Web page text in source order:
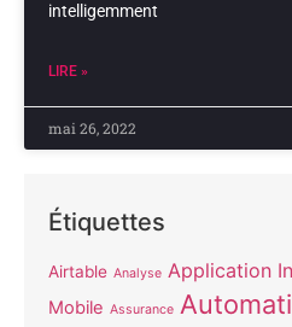
intelligemment
LIRE »
mai 26, 2022
Étiquettes
Airtable Analyse Application
Mobile Assurance